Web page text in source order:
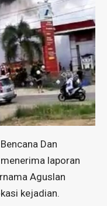
Dan
laporan
Aguslan
kejadian.